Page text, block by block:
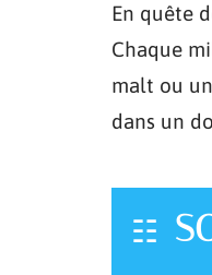
En quête
Chaque
malt ou
dans un